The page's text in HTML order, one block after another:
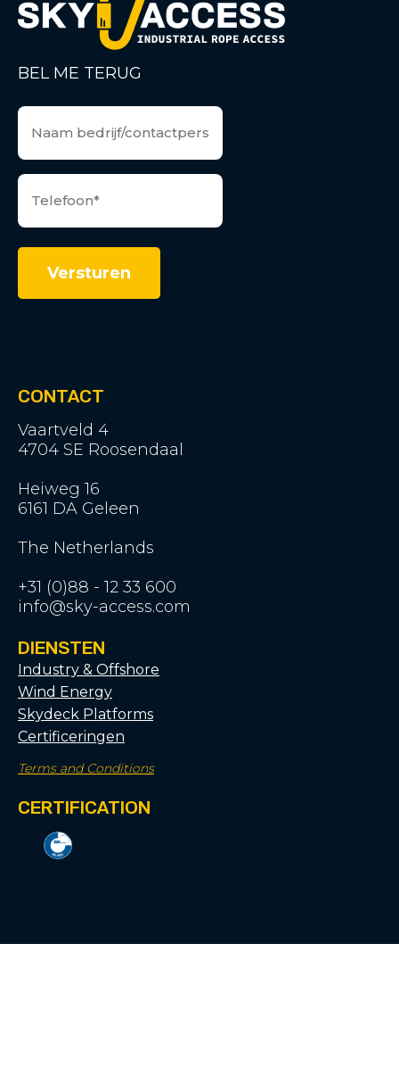
BEL ME TERUG
CONTACT
Vaartveld 4
4704 SE Roosendaal
Heiweg 16
6161 DA Geleen
The Netherlands
+31 (0)88 - 12 33 600
info@sky-access.com
DIENSTEN
Industry & Offshore
Wind Energy
Skydeck Platforms
Certificeringen
Terms and Conditions
CERTIFICATION